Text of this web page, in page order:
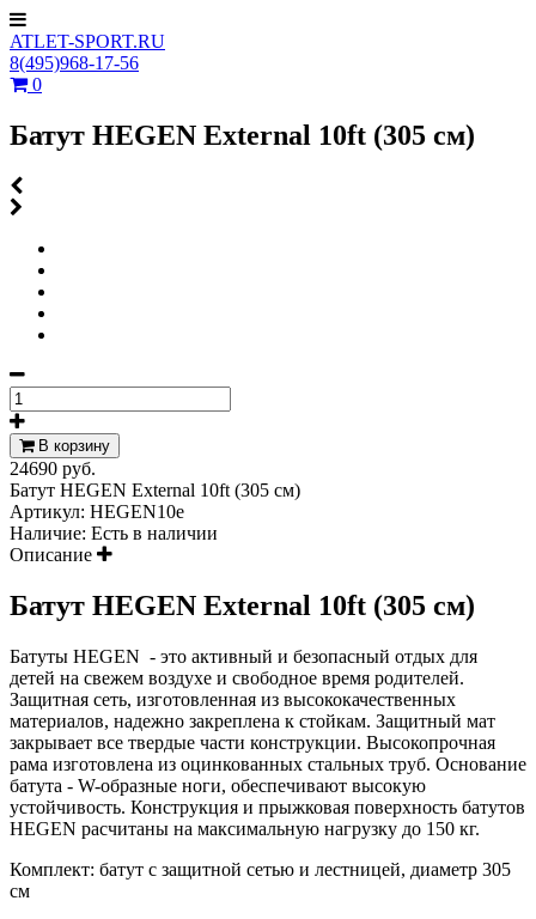
ATLET-SPORT.RU
8(495)968-17-56
0
Батут HEGEN External 10ft (305 см)
В корзину
24690 руб.
Батут HEGEN External 10ft (305 см)
Артикул: HEGEN10e
Наличие: Есть в наличии
Описание
Батут HEGEN External 10ft (305 см)
Батуты HEGEN - это активный и безопасный отдых для
детей на свежем воздухе и свободное время родителей.
Защитная сеть, изготовленная из высококачественных
материалов, надежно закреплена к стойкам. Защитный мат
закрывает все твердые части конструкции. Высокопрочная
рама изготовлена из оцинкованных стальных труб. Основание
батута - W-образные ноги, обеспечивают высокую
устойчивость. Конструкция и прыжковая поверхность батутов
HEGEN расчитаны на максимальную нагрузку до 150 кг.
Комплект: батут с защитной сетью и лестницей, диаметр 305
см